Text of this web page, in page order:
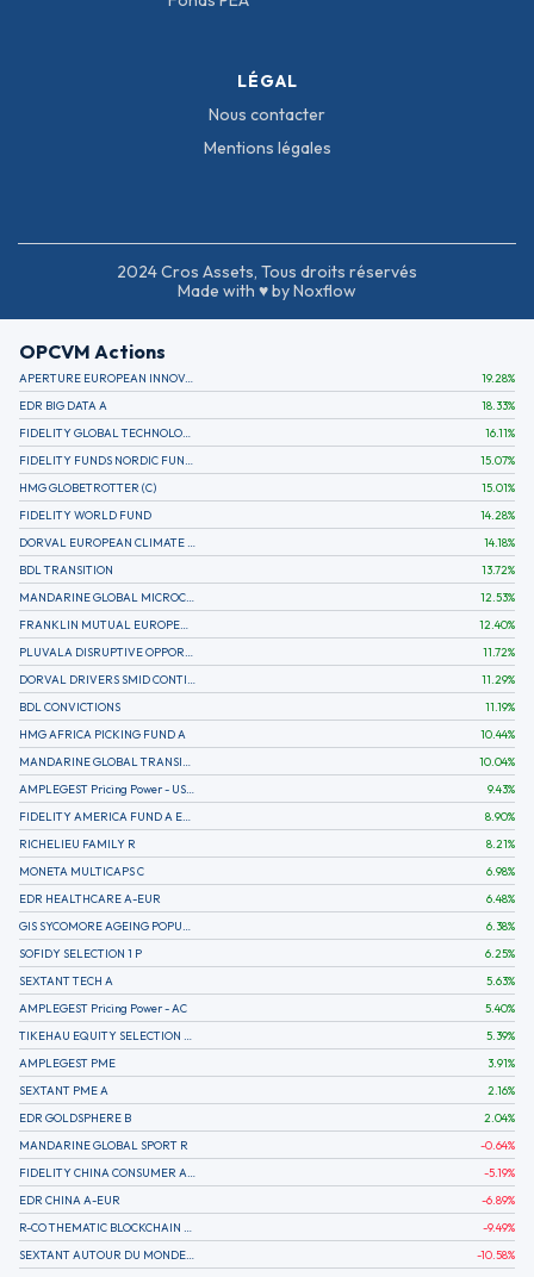
LÉGAL
Nous contacter
Mentions légales
2024 Cros Assets, Tous droits réservés
Made with ♥ by Noxflow
OPCVM Actions
APERTURE EUROPEAN INNOVATION 19.28%
EDR BIG DATA A
18.33%
16.11%
15.07%
HMG GLOBETROTTER (C)
15.01%
FIDELITY WORLD FUND
14.28%
14.18%
BDL TRANSITION
13.72%
12.53%
12.40%
11.72%
11.29%
BDL CONVICTIONS
11.19%
HMG AFRICA PICKING FUND A
10.44%
10.04%
9.43%
8.90%
RICHELIEU FAMILY R
8.21%
MONETA MULTICAPS C
6.98%
EDR HEALTHCARE A-EUR
6.48%
6.38%
SOFIDY SELECTION 1 P
6.25%
SEXTANT TECH A
5.63%
AMPLEGEST Pricing Power - AC
5.40%
5.39%
AMPLEGEST PME
3.91%
SEXTANT PME A
2.16%
EDR GOLDSPHERE B
2.04%
MANDARINE GLOBAL SPORT R
-0.64%
-5.19%
EDR CHINA A-EUR
-6.89%
-9.49%
-10.58%